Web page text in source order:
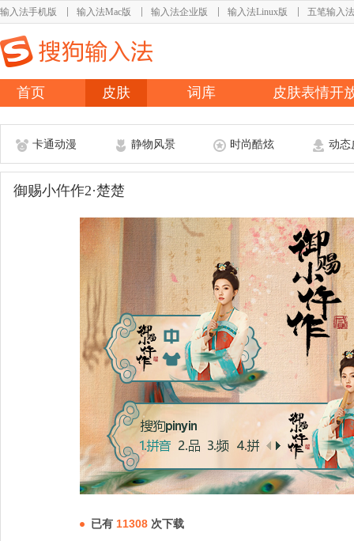
输入法手机版 输入法Mac版 输入法企业版 输入法Linux版 五笔输入法
首页 皮肤 词库 皮肤表情开
卡通动漫 静物风景 时尚酷炫 动态
御赐小仵作2·楚楚
已有 11308 次下载